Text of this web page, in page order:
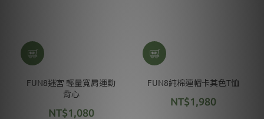
FUN8迷宮 輕量寬肩運動
背心
NT$1,080
FUN8純棉連帽卡其色T恤
NT$1,980